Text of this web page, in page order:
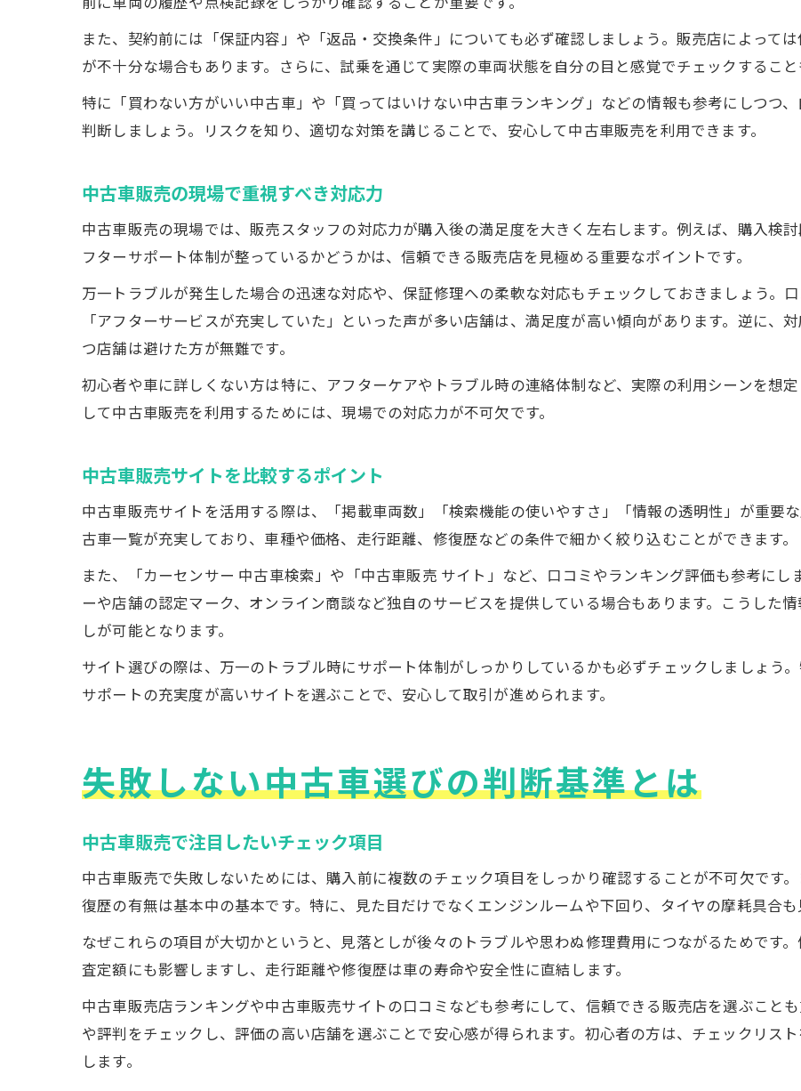
中古車販売業界が抱える課題と対策
売却や査定で損しない中古車販売の秘訣
中古車販売で高く売るための査定ポイント
中古車販売時期の選び方と損しないコツ
中古車販売での売却時注意点まとめ
また、契約前には「保証内容」や「返品・交換条件」についても必ず確認しましょう。販売店によって
が不十分な場合もあります。さらに、試乗を通じて実際の車両状態を自分の目と感覚でチェックすること
特に「買わない方がいい中古車」や「買ってはいけない中古車ランキング」などの情報も参考にしつつ
判断しましょう。リスクを知り、適切な対策を講じることで、安心して中古車販売を利用できます。
中古車販売の現場で重視すべき対応力
中古車販売の現場では、販売スタッフの対応力が購入後の満足度を大きく左右します。例えば、購入検
フターサポート体制が整っているかどうかは、信頼できる販売店を見極める重要なポイントです。
万一トラブルが発生した場合の迅速な対応や、保証修理への柔軟な対応もチェックしておきましょう。
「アフターサービスが充実していた」といった声が多い店舗は、満足度が高い傾向があります。逆に、
つ店舗は避けた方が無難です。
初心者や車に詳しくない方は特に、アフターケアやトラブル時の連絡体制など、実際の利用シーンを想
して中古車販売を利用するためには、現場での対応力が不可欠です。
中古車販売サイトを比較するポイント
中古車販売サイトを活用する際は、「掲載車両数」「検索機能の使いやすさ」「情報の透明性」が重要
古車一覧が充実しており、車種や価格、走行距離、修復歴などの条件で細かく絞り込むことができます。
また、「カーセンサー 中古車検索」や「中古車販売 サイト」など、口コミやランキング評価も参考に
ーや店舗の認定マーク、オンライン商談など独自のサービスを提供している場合もあります。こうした
しが可能となります。
サイト選びの際は、万一のトラブル時にサポート体制がしっかりしているかも必ずチェックしましょう
サポートの充実度が高いサイトを選ぶことで、安心して取引が進められます。
失敗しない中古車選びの判断基準とは
中古車販売で注目したいチェック項目
中古車販売で失敗しないためには、購入前に複数のチェック項目をしっかり確認することが不可欠です
復歴の有無は基本中の基本です。特に、見た目だけでなくエンジンルームや下回り、タイヤの摩耗具合も
なぜこれらの項目が大切かというと、見落としが後々のトラブルや思わぬ修理費用につながるためです
査定額にも影響しますし、走行距離や修復歴は車の寿命や安全性に直結します。
中古車販売店ランキングや中古車販売サイトの口コミなども参考にして、信頼できる販売店を選ぶこと
や評判をチェックし、評価の高い店舗を選ぶことで安心感が得られます。初心者の方は、チェックリス
します。